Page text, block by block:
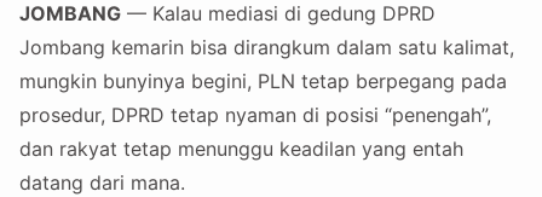
JOMBANG — Kalau mediasi di gedung DPRD
Jombang kemarin bisa dirangkum dalam satu kalimat,
mungkin bunyinya begini, PLN tetap berpegang pada
prosedur, DPRD tetap nyaman di posisi “penengah”,
dan rakyat tetap menunggu keadilan yang entah
datang dari mana.